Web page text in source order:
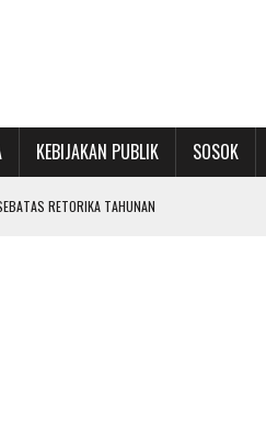
KEBIJAKAN PUBLIK SOSOK
SD
TAHUNAN